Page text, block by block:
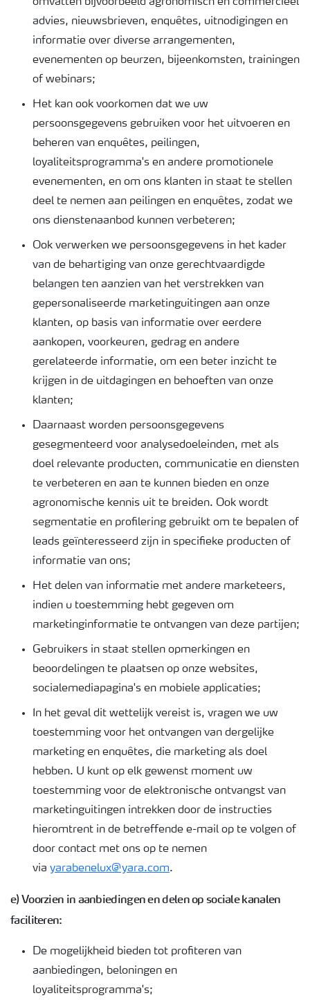
advies, nieuwsbrieven, enquêtes, uitnodigingen en
informatie over diverse arrangementen,
evenementen op beurzen, bijeenkomsten, trainingen
of webinars;
Het kan ook voorkomen dat we uw
persoonsgegevens gebruiken voor het uitvoeren en
beheren van enquêtes, peilingen,
loyaliteitsprogramma's en andere promotionele
evenementen, en om ons klanten in staat te stellen
deel te nemen aan peilingen en enquêtes, zodat we
ons dienstenaanbod kunnen verbeteren;
Ook verwerken we persoonsgegevens in het kader
van de behartiging van onze gerechtvaardigde
belangen ten aanzien van het verstrekken van
gepersonaliseerde marketinguitingen aan onze
klanten, op basis van informatie over eerdere
aankopen, voorkeuren, gedrag en andere
gerelateerde informatie, om een beter inzicht te
krijgen in de uitdagingen en behoeften van onze
klanten;
Daarnaast worden persoonsgegevens
gesegmenteerd voor analysedoeleinden, met als
doel relevante producten, communicatie en diensten
te verbeteren en aan te kunnen bieden en onze
agronomische kennis uit te breiden. Ook wordt
segmentatie en profilering gebruikt om te bepalen of
leads geïnteresseerd zijn in specifieke producten of
informatie van ons;
Het delen van informatie met andere marketeers,
indien u toestemming hebt gegeven om
marketinginformatie te ontvangen van deze partijen;
Gebruikers in staat stellen opmerkingen en
beoordelingen te plaatsen op onze websites,
socialemediapagina's en mobiele applicaties;
In het geval dit wettelijk vereist is, vragen we uw
toestemming voor het ontvangen van dergelijke
marketing en enquêtes, die marketing als doel
hebben. U kunt op elk gewenst moment uw
toestemming voor de elektronische ontvangst van
marketinguitingen intrekken door de instructies
hieromtrent in de betreffende e-mail op te volgen of
door contact met ons op te nemen
via yarabenelux@yara.com.
e) Voorzien in aanbiedingen en delen op sociale kanalen
faciliteren:
De mogelijkheid bieden tot profiteren van
aanbiedingen, beloningen en
loyaliteitsprogramma's;